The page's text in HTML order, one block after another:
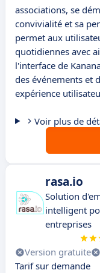
associations, se
convivialité et sa
permet aux
quotidiennes avec
l'interface de
des événements et
expérience
Voir plus de
rasa.io
Solution
intelligent
entreprises
Version gratuite
Tarif sur demande